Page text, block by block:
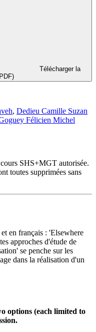
, Dedieu Camille Suzan
Félicien Michel
SHS+MGT autorisée.
toutes supprimées sans
en français : 'Elsewhere
approches d'étude de
se penche sur les
dans la réalisation d'un
options (each limited to